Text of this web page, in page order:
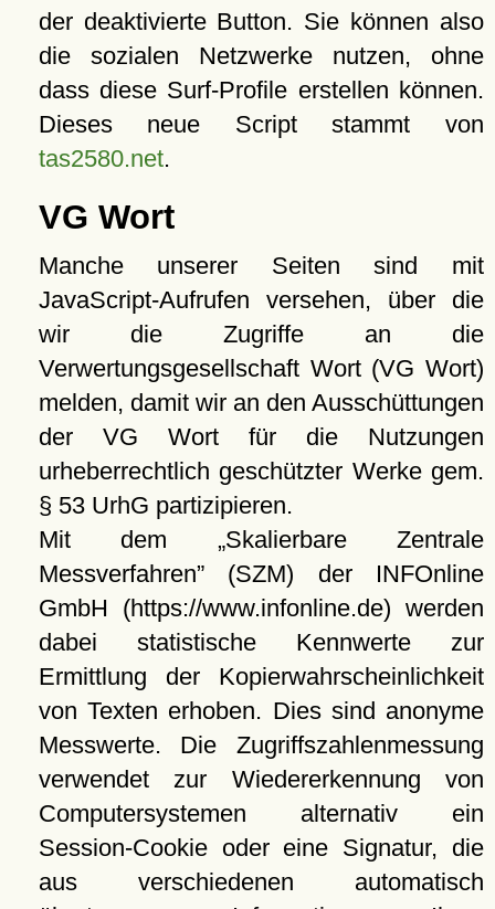
der deaktivierte Button. Sie können also
die sozialen Netzwerke nutzen, ohne
dass diese Surf-Profile erstellen können.
Dieses neue Script stammt von
tas2580.net.
VG Wort
Manche unserer Seiten sind mit
JavaScript-Aufrufen versehen, über die
wir die Zugriffe an die
Verwertungsgesellschaft Wort (VG Wort)
melden, damit wir an den Ausschüttungen
der VG Wort für die Nutzungen
urheberrechtlich geschützter Werke gem.
§ 53 UrhG partizipieren.
Mit dem
Skalierbare Zentrale
Messverfahren (SZM) der INFOnline
GmbH (https://www.infonline.de) werden
dabei statistische Kennwerte zur
Ermittlung der Kopierwahrscheinlichkeit
von Texten erhoben. Dies sind anonyme
Messwerte. Die Zugriffszahlenmessung
verwendet zur Wiedererkennung von
Computersystemen alternativ ein
Session-Cookie oder eine Signatur, die
aus verschiedenen automatisch